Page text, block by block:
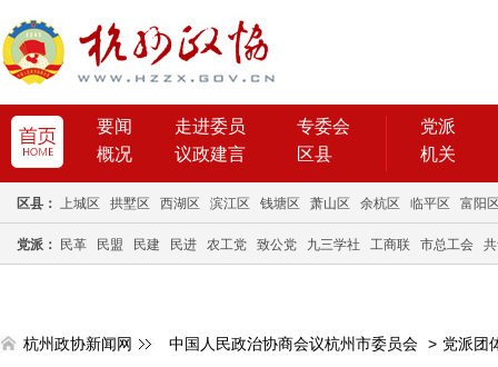
要闻 走进委员
专委会
概况
议政建言 区县
党派
机关
区县： 上城区 拱墅区 西湖区 滨江区 钱塘区 萧山区 余杭区 临平区 富阳
党派： 民革 民盟 民建 民进 农工党 致公党 九三学社 工商联 市总工会
杭州政协新闻网 中国人民政治协商会议杭州市委员会 > 党派团